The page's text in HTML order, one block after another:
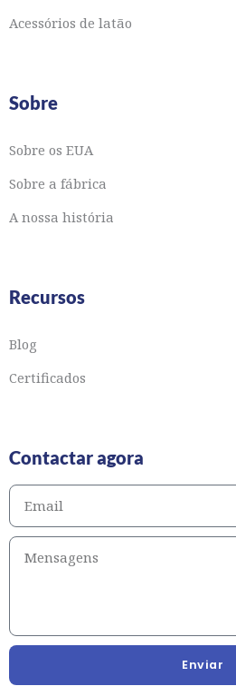
Acessórios de latão
Sobre
Sobre os EUA
Sobre a fábrica
A nossa história
Recursos
Blog
Certificados
Contactar agora
Enviar